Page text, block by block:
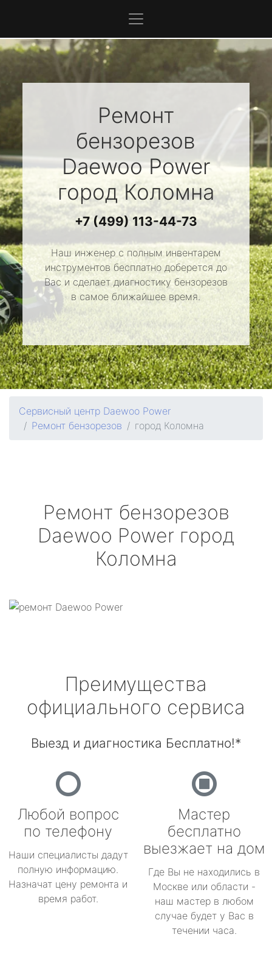
Ремонт
бензорезов
Daewoo Power
город Коломна
+7 (499) 113-44-73
Наш инженер с полным инвентарем
инструментов бесплатно доберется до
Вас и сделает диагностику бензорезов
в самое ближайшее время.
Сервисный центр Daewoo Power
Ремонт бензорезов
город Коломна
Ремонт бензорезов
Daewoo Power город
Коломна
Преимущества
официального сервиса
Выезд и диагностика Бесплатно!*
Любой вопрос
по телефону
Наши специалисты дадут
полную информацию.
Назначат цену ремонта и
время работ.
Мастер
бесплатно
выезжает на дом
Где Вы не находились в
Москве или области -
наш мастер в любом
случае будет у Вас в
течении часа.